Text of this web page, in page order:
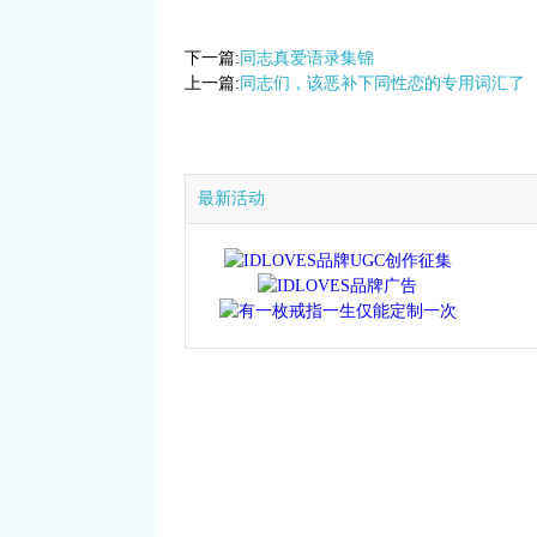
下一篇: 同志真爱语录集锦
上一篇: 同志们，该恶补下同性恋的专用词汇了
最新活动